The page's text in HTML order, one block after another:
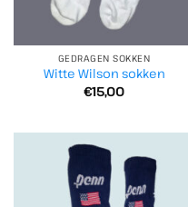
GEDRAGEN SOKKEN
Witte Wilson sokken
€15,00